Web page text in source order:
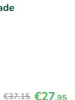
€37,15 €27